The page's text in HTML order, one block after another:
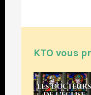
KTO vous